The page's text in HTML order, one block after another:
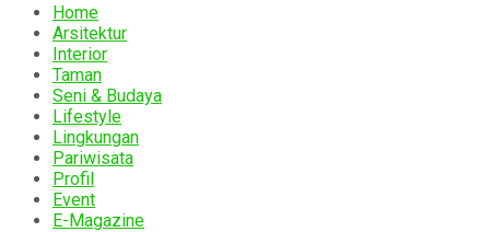
Home
Arsitektur
Interior
Taman
Seni & Budaya
Lifestyle
Lingkungan
Pariwisata
Profil
Event
E-Magazine